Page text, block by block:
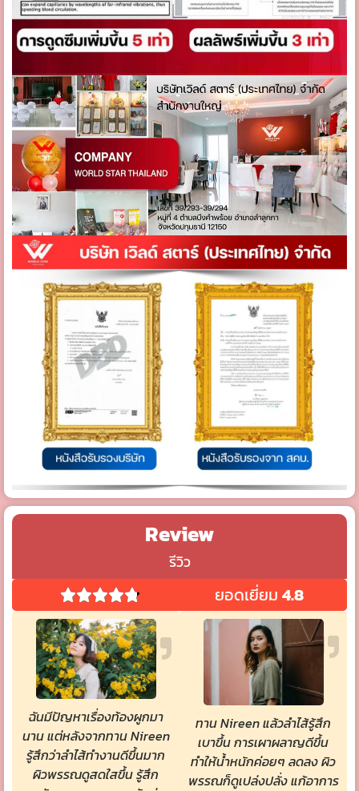
Review
รีวิว
ยอดเยี่ยม 4.8
ฉันมีปัญหาเรื่องท้องผูกมา
นาน แต่หลังจากทาน Nireen
รู้สึกว่าลำไส้ทำงานดีขึ้นมาก
ผิวพรรณดูสดใสขึ้น รู้สึก
ทาน Nireen แล้วลำไส้รู้สึก
เบาขึ้น การเผาผลาญดีขึ้น
ทำให้น้ำหนักค่อยๆ ลดลง ผิว
พรรณก็ดูเปล่งปลั่ง แก้อาการ